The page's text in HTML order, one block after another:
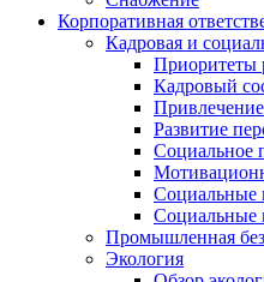
Корпоративная
Кадровая и
Приоритеты
Кадровый
Развитие
Социальное
Социальные
Социальные
Промышленная
Экология